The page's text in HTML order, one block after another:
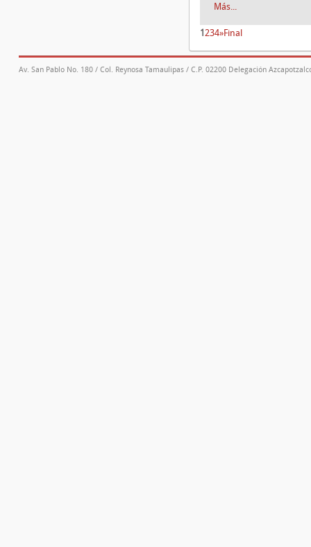
Más...
1 234»Final
Av. San Pablo No. 180 / Col. Reynosa Tamaulipas / C.P. 02200 Delegación